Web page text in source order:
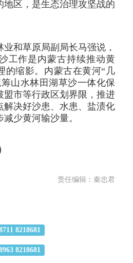
地区，是生态治理攻坚战的
和草原局副局长马强说，
工作是内蒙古持续推动黄
的缩影。内蒙古在黄河“几
山水林田湖草沙一体化保
盟市等行政区划界限，推进
解决好沙患、水患、盐渍化
少黄河输沙量。
责任编辑：秦忠君
8218681
8218681